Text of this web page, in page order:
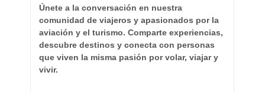
Únete a la conversación en nuestra
comunidad de viajeros y apasionados por la
aviación y el turismo. Comparte experiencias,
descubre destinos y conecta con personas
que viven la misma pasión por volar, viajar y
vivir.